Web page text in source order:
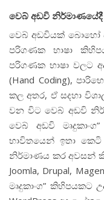
වෙබ් අඩවි
වෙබ් අඩවියක් බොහෝ විට
පරිගණක භාෂා
පරිගණක භාෂා වලට
(Hand Coding),
කල අතර, ඒ සදහා
වන විට වෙබ් අඩවි
වෙබ් අඩවි
භාවිතයෙන් ඉතා
නිර්මාණය කර අවසන්
Joomla, Drupal,
මෘදුකාංග” කිහිපයකට